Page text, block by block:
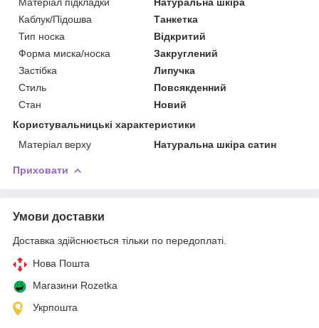
Каблук/Підошва
Танкетка
Тип носка
Відкритий
Форма миска/носка
Закруглений
Застібка
Липучка
Стиль
Повсякденний
Стан
Новий
Користувальницькі характеристики
Матеріал верху
Натуральна шкіра сатин
Приховати
Умови доставки
Доставка здійснюється тільки по передоплаті.
Нова Пошта
Магазини Rozetka
Укрпошта